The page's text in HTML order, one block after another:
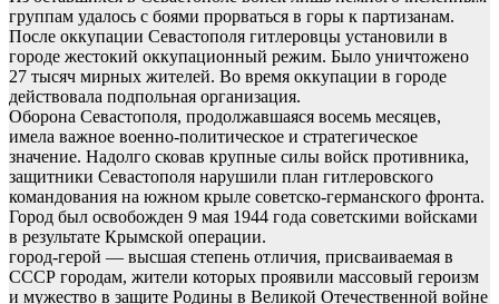
группам удалось с боями прорваться в горы к партизанам.
После оккупации Севастополя гитлеровцы установили в
городе жестокий оккупационный режим. Было уничтожено
27 тысяч мирных жителей. Во время оккупации в городе
действовала подпольная организация.
Оборона Севастополя, продолжавшаяся восемь месяцев,
имела важное военно-политическое и стратегическое
значение. Надолго сковав крупные силы войск противника,
защитники Севастополя нарушили план гитлеровского
командования на южном крыле советско-германского фронта.
Город был освобожден 9 мая 1944 года советскими войсками
в результате Крымской операции.
город-герой — высшая степень отличия, присваиваемая в
СССР городам, жители которых проявили массовый героизм
и мужество в защите Родины в Великой Отечественной войне